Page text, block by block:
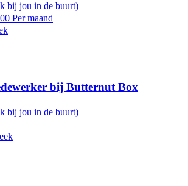
bij jou in de buurt)
Per maand
bij Butternut Box
bij jou in de buurt)